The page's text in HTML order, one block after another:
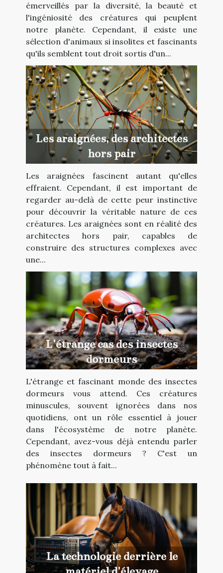
émerveillés par la diversité, la beauté et
l'ingéniosité des créatures qui peuplent
notre planète. Cependant, il existe une
sélection d'animaux si insolites et fascinants
qu'ils semblent tout droit sortis d'un...
Les araignées, des architectes
hors pair
Les araignées fascinent autant qu'elles
effraient. Cependant, il est important de
regarder au-delà de cette peur instinctive
pour découvrir la véritable nature de ces
créatures. Les araignées sont en réalité des
architectes hors pair, capables de
construire des structures complexes avec
une...
L'étrange cas des insectes
dormeurs
L'étrange et fascinant monde des insectes
dormeurs vous attend. Ces créatures
minuscules, souvent ignorées dans nos
quotidiens, ont un rôle essentiel à jouer
dans l'écosystème de notre planète.
Cependant, avez-vous déjà entendu parler
des insectes dormeurs ? C'est un
phénomène tout à fait...
La technologie derrière le